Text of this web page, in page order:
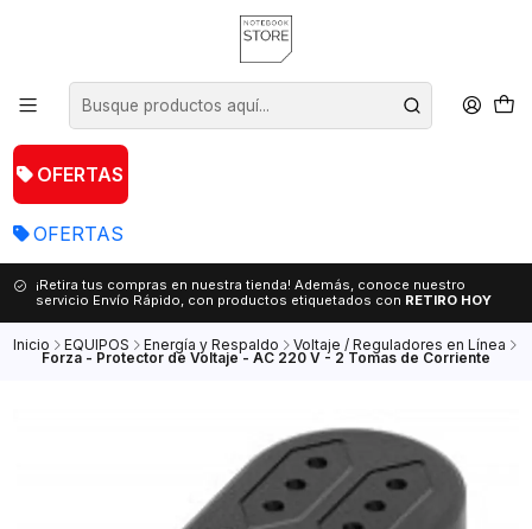
OFERTAS
OFERTAS
¡Retira tus compras en nuestra tienda! Además, conoce nuestro
servicio Envío Rápido, con productos etiquetados con RETIRO HOY
Inicio EQUIPOS Energía y Respaldo Voltaje / Reguladores en Línea
Forza - Protector de Voltaje - AC 220 V - 2 Tomas de Corriente